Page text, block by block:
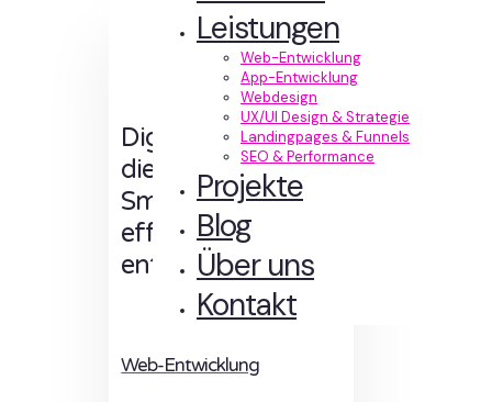
Leistungen
Web-Entwicklung
App-Entwicklung
Webdesign
UX/UI Design & Strategie
Landingpages & Funnels
SEO & Performance
Projekte
Blog
Über uns
Kontakt
Digitale Erlebnisse,
die Sinn machen.
Smart designt und
effizient
entwickelt.
Web-Entwicklung